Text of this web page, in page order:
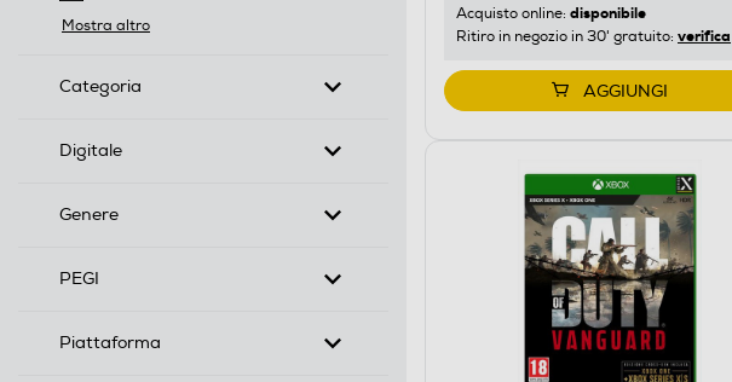
Filtra per Marca: MAXIMUM GAMES
Mostra altro
Categoria
Digitale
Genere
PEGI
Piattaforma
Acquisto online: disponibile
Ritiro in negozio in 30' gratuito: verifica
AGGIUNGI